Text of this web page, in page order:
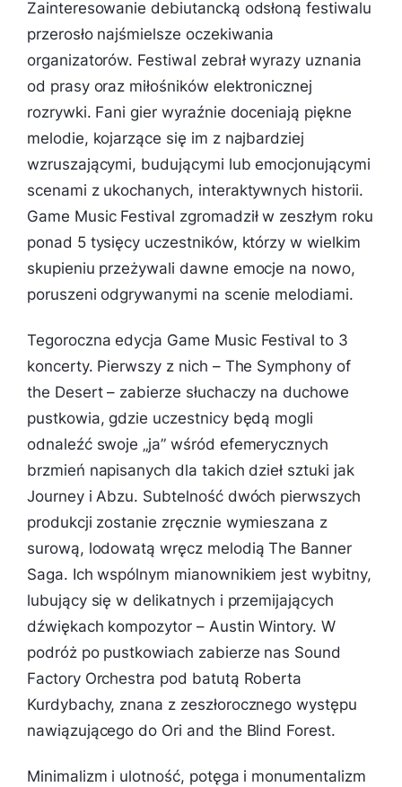
Zainteresowanie debiutancką odsłoną festiwalu
przerosło najśmielsze oczekiwania
organizatorów. Festiwal zebrał wyrazy uznania
od prasy oraz miłośników elektronicznej
rozrywki. Fani gier wyraźnie doceniają piękne
melodie, kojarzące się im z najbardziej
wzruszającymi, budującymi lub emocjonującymi
scenami z ukochanych, interaktywnych historii.
Game Music Festival zgromadził w zeszłym roku
ponad 5 tysięcy uczestników, którzy w wielkim
skupieniu przeżywali dawne emocje na nowo,
poruszeni odgrywanymi na scenie melodiami.
Tegoroczna edycja Game Music Festival to 3
koncerty. Pierwszy z nich – The Symphony of
the Desert – zabierze słuchaczy na duchowe
pustkowia, gdzie uczestnicy będą mogli
odnaleźć swoje „ja” wśród efemerycznych
brzmień napisanych dla takich dzieł sztuki jak
Journey i Abzu. Subtelność dwóch pierwszych
produkcji zostanie zręcznie wymieszana z
surową, lodowatą wręcz melodią The Banner
Saga. Ich wspólnym mianownikiem jest wybitny,
lubujący się w delikatnych i przemijających
dźwiękach kompozytor – Austin Wintory. W
podróż po pustkowiach zabierze nas Sound
Factory Orchestra pod batutą Roberta
Kurdybachy, znana z zeszłorocznego występu
nawiązującego do Ori and the Blind Forest.
Minimalizm i ulotność, potęga i monumentalizm